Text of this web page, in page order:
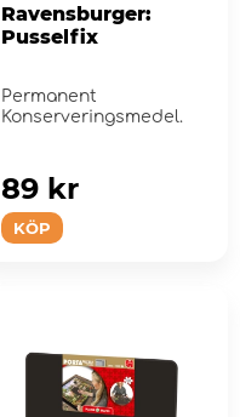
Ravensburger:
Pusselfix
Permanent
Konserveringsmedel.
KÖP
89 kr